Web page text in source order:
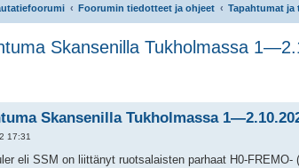
Foorumin tiedotteet ja ohjeet Tapahtumat ja
Skansenilla Tukholmassa
Skansenilla Tukholmassa
17:31
eli SSM on liittänyt ruotsalaisten parhaat H0-